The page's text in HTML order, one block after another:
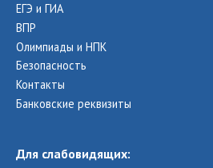
ЕГЭ и ГИА
ВПР
Олимпиады и НПК
Безопасность
Контакты
Банковские реквизиты
Для слабовидящих: